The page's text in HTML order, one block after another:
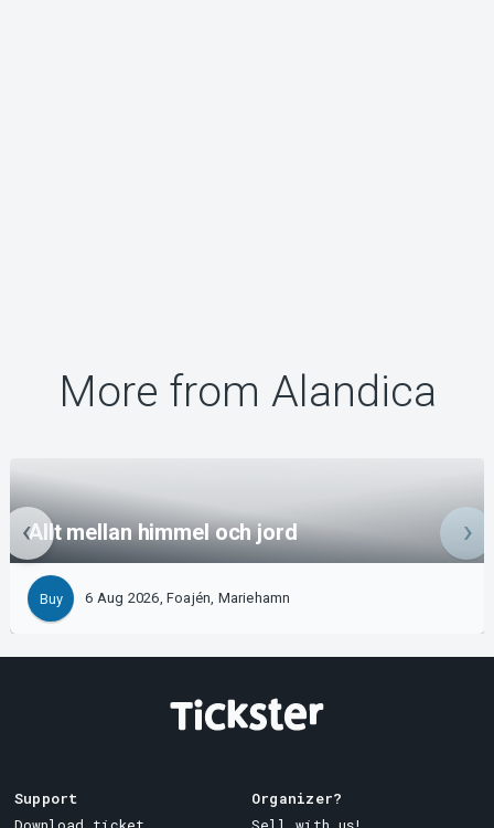
More from Alandica
Allt mellan himmel och jord
Buy 6 Aug 2026, Foajén, Mariehamn
Support
Download ticket
Organizer?
Sell with us!